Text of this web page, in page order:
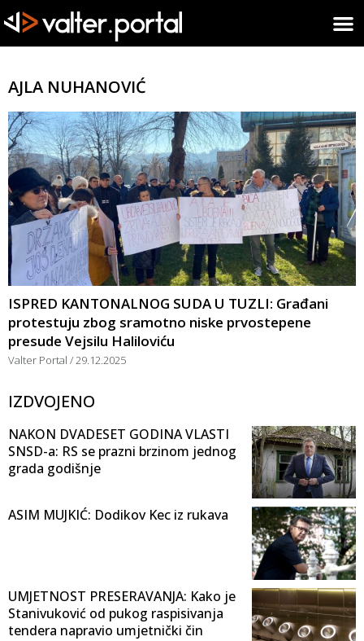
AJLA NUHANOVIĆ
ISPRED KANTONALNOG SUDA U TUZLI: Građani
protestuju zbog sramotno niske prvostepene
presude Vejsilu Haliloviću
Valter Portal 29.12.2025
IZDVOJENO
NAKON DVADESET GODINA VLASTI
SNSD-a: RS se prazni brzinom jednog
grada godišnje
ASIM MUJKIĆ: Dodikov Kec iz rukava
UMJETNOST PRESERAVANJA: Kako je
Stanivuković od pukog raspisivanja
tendera napravio umjetnički čin